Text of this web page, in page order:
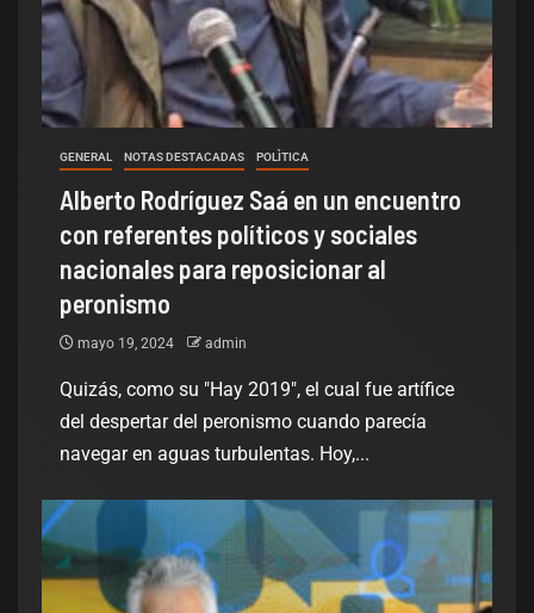
GENERAL NOTAS DESTACADAS POLÌTICA
Alberto Rodríguez Saá en un encuentro
con referentes políticos y sociales
nacionales para reposicionar al
peronismo
mayo 19, 2024 admin
Quizás, como su "Hay 2019", el cual fue artífice
del despertar del peronismo cuando parecía
navegar en aguas turbulentas. Hoy,...